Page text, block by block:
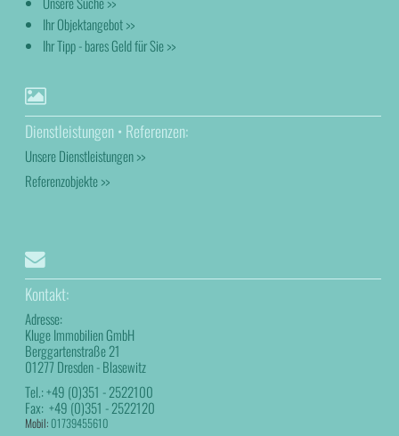
Ihr Objektangebot >>
Ihr Tipp - bares Geld für Sie >>
Dienstleistungen • Referenzen:
Unsere Dienstleistungen >>
Referenzobjekte >>
Kontakt:
Adresse:
Kluge Immobilien GmbH
Berggartenstraße 21
01277 Dresden - Blasewitz
Tel.:+49 (0)351 - 2522100
Fax:+49 (0)351 - 2522120
Mobil: 01739455610